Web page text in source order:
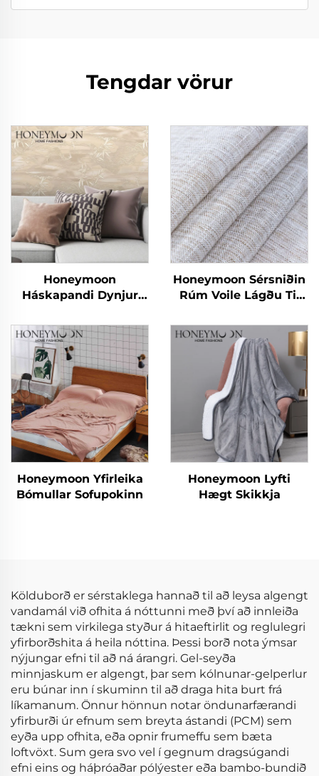
Tengdar vörur
Honeymoon
Háskapandi Dynjur
velvi
Honeymoon Sérsniðin
Rúm Voile Lágðu Til
Stofuhljóð Grommet
Sjáíður Gluggaskjöl
fyrir Heimilið
Honeymoon Yfirleika
Bómullar Sofupokinn
Honeymoon Lyfti
Hægt Skikkja
Kölduborð er sérstaklega hannað til að leysa algengt
vandamál við ofhita á nóttunni með því að innleiða
tækni sem virkilega styður á hitaeftirlit og reglulegri
yfirborðshita á heila nóttina. Þessi borð nota ýmsar
nýjungar efni til að ná árangri. Gel-seyða
minnjaskum er algengt, þar sem kólnunar-gelperlur
eru búnar inn í skuminn til að draga hita burt frá
líkamanum. Önnur hönnun notar öndunarfærandi
yfirburði úr efnum sem breyta ástandi (PCM) sem
eyða upp ofhita, eða opnir frumeffu sem bæta
loftvöxt. Sum gera svo vel í gegnum dragsúgandi
efni eins og háþróaðar pólýester eða bambo-bundið